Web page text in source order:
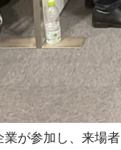
が参加し、来場